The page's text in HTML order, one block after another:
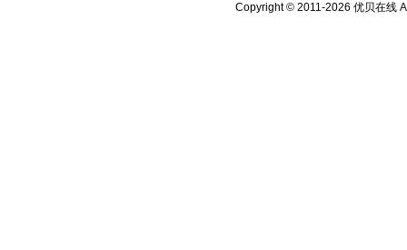
Copyright © 2011-2026 优贝在线